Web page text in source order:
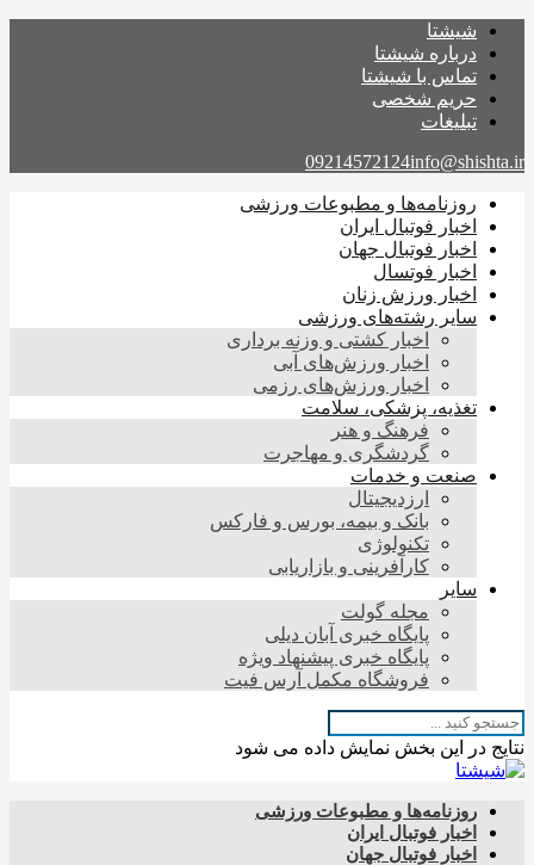
شیشتا
درباره شیشتا
تماس با شیشتا
حریم شخصی
تبلیغات
09214572124info@shishta.ir
روزنامه‌ها و مطبوعات ورزشی
اخبار فوتبال ایران
اخبار فوتبال جهان
اخبار فوتسال
اخبار ورزش زنان
سایر رشته‌های ورزشی
اخبار کشتی و وزنه برداری
اخبار ورزش‌های آبی
اخبار ورزش‌های رزمی
تغذیه، پزشکی، سلامت
فرهنگ و هنر
گردشگری و مهاجرت
صنعت و خدمات
ارزدیجیتال
بانک و بیمه، بورس و فارکس
تکنولوژی
کارآفرینی و بازاریابی
سایر
مجله گولت
پایگاه خبری آبان دیلی
پایگاه خبری پیشنهاد ویژه
فروشگاه مکمل آرس فیت
نتایج در این بخش نمایش داده می شود
روزنامه‌ها و مطبوعات ورزشی
اخبار فوتبال ایران
اخبار فوتبال جهان